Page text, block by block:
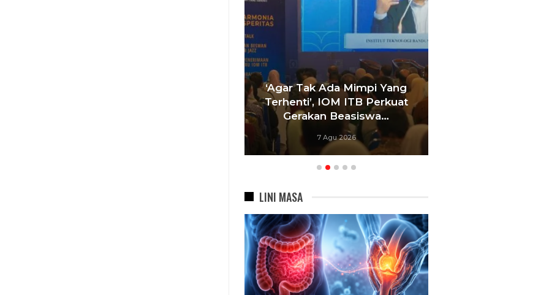
‘Agar Tak Ada Mimpi Yang
Terhenti’, IOM ITB Perkuat
Gerakan Beasiswa…
7 Agu 2026
LINI MASA